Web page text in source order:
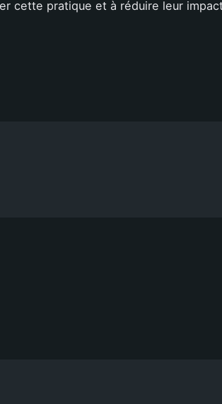
cette pratique et à réduire leur